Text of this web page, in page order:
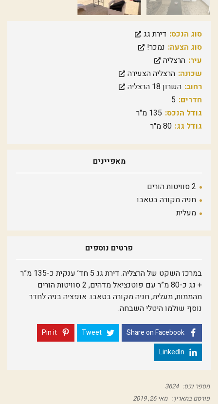
סוג הנכס: דירת גג
סוג הצעה: נמכר!
עיר: הרצליה
שכונה: הרצליה הצעירה
רחוב: השרון 18 הרצליה
חדרים: 5
גודל הנכס: 135 מ"ר
גודל גג: 80 מ"ר
מאפיינים
2 סוויטות הורים
חניה מקורה בטאבו
מעלית
פרטים נוספים
במרכז השקט של הרצליה. דירת גג 5 חד’ ענקית כ-135 מ”ר
+ גג כ-80 מ”ר עם פוטנציאל מדהים, 2 סוויטות הורים
מהממות, מעלית, חניה מקורה בטאבו. אופציה בניה לחדר
נוסף שולמו היטלי השבחה.
Share on Facebook
Tweet
Pin it
LinkedIn
מספר נכס: 3624
פורסם בתאריך: מאי 26, 2019